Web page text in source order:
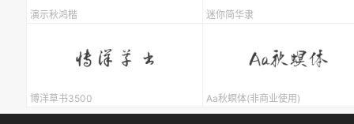
演示秋鸿楷 迷你简华隶
博洋草书3500 Aa秋螟体(非商业使用)